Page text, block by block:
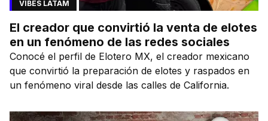
VIBES LATAM
El creador que convirtió la venta de elotes
en un fenómeno de las redes sociales
Conocé el perfil de Elotero MX, el creador mexicano
que convirtió la preparación de elotes y raspados en
un fenómeno viral desde las calles de California.